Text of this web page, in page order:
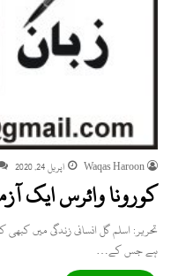
Waqas Haroon اپریل 24, 2020
کورونا وائرس ایک
تحریر: اسلم گل انسانی زندگی میں
ہے جس کے…